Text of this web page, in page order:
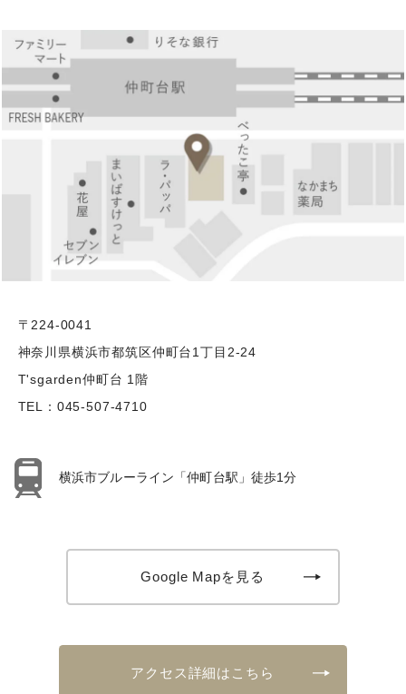
〒224-0041
神奈川県横浜市都筑区仲町台1丁目2-24
T'sgarden仲町台 1階
TEL： 045-507-4710
横浜市ブルーライン「仲町台駅」徒歩1分
Google Mapを見る
アクセス詳細はこちら